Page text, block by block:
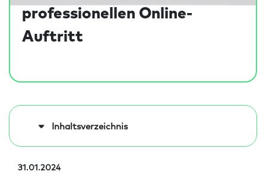
professionellen Online-
Auftritt
Inhaltsverzeichnis
31.01.2024